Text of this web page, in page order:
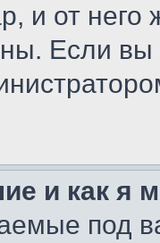
и от него
Если
и как я
под